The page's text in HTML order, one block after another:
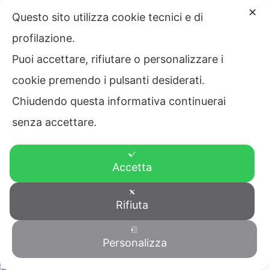
PER GLI IMPRENDITORI ASSOCIATI
NUOVO ASSOCIATO A CONFAPI INDUSTRIA ANCONA:
TAMBOO® FITNESS-FUN
FORMARE UN PROFESSIONISTA DI SUCCESSO
NAZIONALE DELLE STARTUP
NUOVA CONVENZIONE PER LE AZIENDE ASSOCIATE A
CONFAPI INDUSTRIA ANCONA
UNISCITI A NOI: NUOVA CAMPAGNA CONFAPI
✕
Questo sito utilizza cookie tecnici e di
profilazione.
Puoi accettare, rifiutare o personalizzare i
cookie premendo i pulsanti desiderati.
Chiudendo questa informativa continuerai
senza accettare.
Accetta
Rifiuta
Personalizza